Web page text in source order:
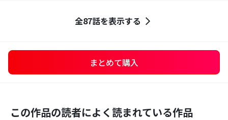
全87話を表示する
まとめて購入
この作品の読者によく読まれている作品